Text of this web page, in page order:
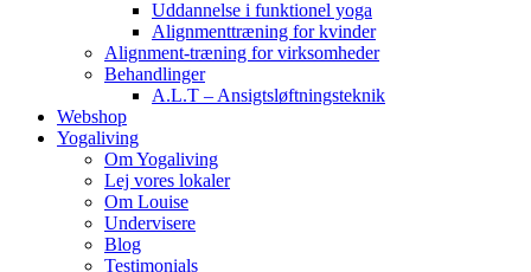
Uddannelse i funktionel yoga
Alignmenttræning for kvinder
Alignment-træning for virksomheder
Behandlinger
A.L.T – Ansigtsløftningsteknik
Webshop
Yogaliving
Om Yogaliving
Lej vores lokaler
Om Louise
Undervisere
Blog
Testimonials